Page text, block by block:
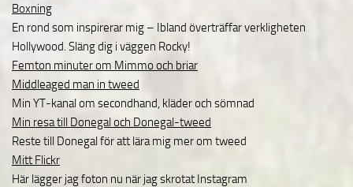
Boxning
En rond som inspirerar mig – Ibland överträffar verkligheten
Hollywood. Släng dig i väggen Rocky!
Femton minuter om Mimmo och briar
Middleaged man in tweed
Min YT-kanal om secondhand, kläder och sömnad
Min resa till Donegal och Donegal-tweed
Reste till Donegal för att lära mig mer om tweed
Mitt Flickr
Här lägger jag foton nu när jag skrotat Instagram